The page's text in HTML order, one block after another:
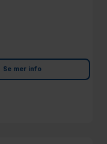
Se mer info